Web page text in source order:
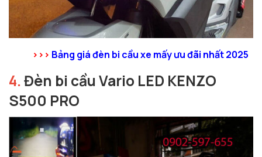
>>> Bảng giá đèn bi cầu xe mấy ưu đãi nhất 2025
4.Đèn bi cầu Vario LED KENZO
S500 PRO